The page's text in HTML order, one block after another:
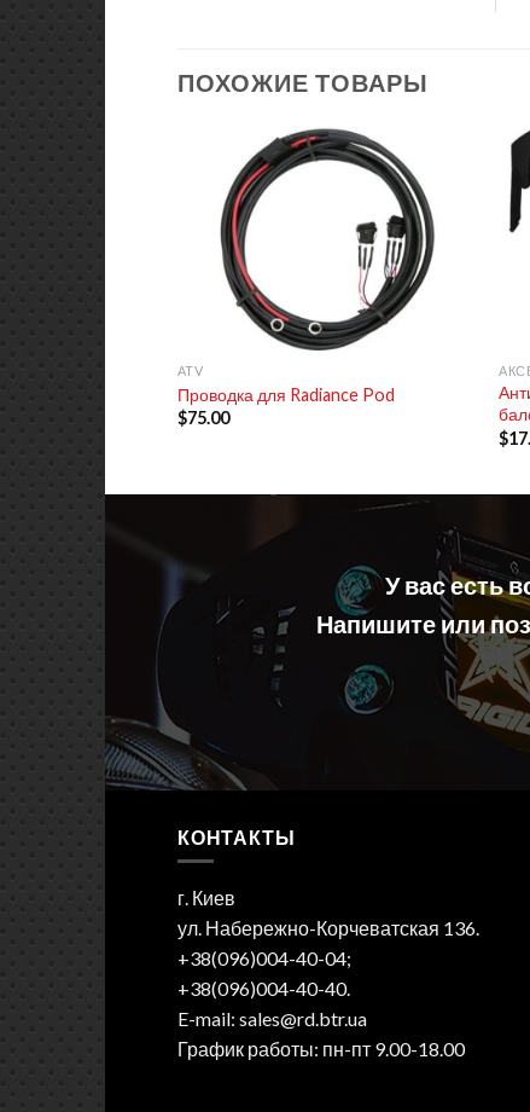
ПОХОЖИЕ ТОВАРЫ
ATV
Проводка для Radiance Pod
$75.00
$
У вас есть
Напишите или
КОНТАКТЫ
г. Киев
ул. Набережно-Корчеватская 136.
+38(096)004-40-04;
+38(096)004-40-40.
E-mail: sales@rd.btr.ua
График работы: пн-пт 9.00-18.00